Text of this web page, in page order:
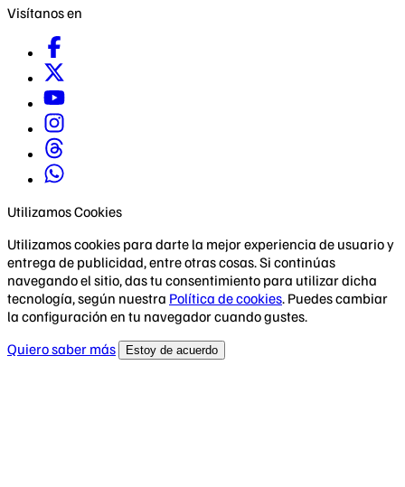
Visítanos en
Utilizamos Cookies
Utilizamos cookies para darte la mejor experiencia de usuario y
entrega de publicidad, entre otras cosas. Si continúas
navegando el sitio, das tu consentimiento para utilizar dicha
tecnología, según nuestra Política de cookies. Puedes cambiar
la configuración en tu navegador cuando gustes.
Quiero saber más
Estoy de acuerdo